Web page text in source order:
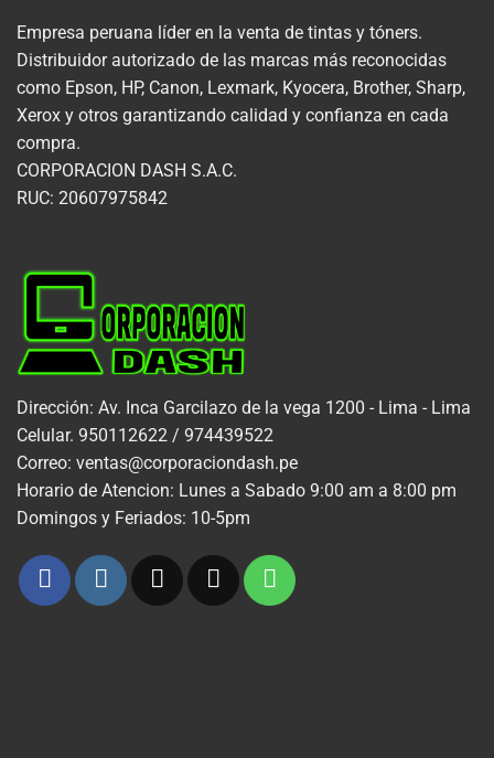
Empresa peruana líder en la venta de tintas y tóners.
Distribuidor autorizado de las marcas más reconocidas
como Epson, HP, Canon, Lexmark, Kyocera, Brother, Sharp,
Xerox y otros garantizando calidad y confianza en cada
compra.
CORPORACION DASH S.A.C.
RUC: 20607975842
Dirección: Av. Inca Garcilazo de la vega 1200 - Lima - Lima
Celular. 950112622 / 974439522
Correo: ventas@corporaciondash.pe
Horario de Atencion: Lunes a Sabado 9:00 am a 8:00 pm
Domingos y Feriados: 10-5pm